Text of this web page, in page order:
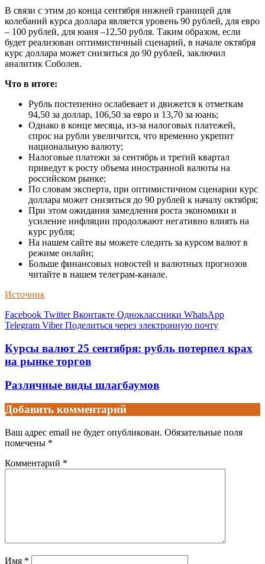
В связи с этим до конца сентября нижней границей для
колебаний курса доллара является уровень 90 рублей, для евро
– 100 рублей, для юаня –12,50 рубля. Таким образом, если
будет реализован оптимистичный сценарий, в начале октября
курс доллара может снизиться до 90 рублей, заключил
аналитик Соболев.
Что в итоге:
Рубль постепенно ослабевает и движется к отметкам
94,50 за доллар, 106,50 за евро и 13,70 за юань;
Однако в конце месяца, из-за налоговых платежей,
спрос на рубли увеличится, что временно укрепит
национальную валюту;
Налоговые платежи за сентябрь и третий квартал
приведут к росту объема иностранной валюты на
российском рынке;
По словам эксперта, при оптимистичном сценарии курс
доллара может снизиться до 90 рублей к началу октября;
При этом ожидания замедления роста экономики и
усиление инфляции продолжают негативно влиять на
курс рубля;
На нашем сайте вы можете следить за курсом валют в
режиме онлайн;
Больше финансовых новостей и валютных прогнозов
читайте в нашем телеграм-канале.
Источник
Facebook Twitter Вконтакте Одноклассники WhatsApp
Telegram Viber Поделиться через электронную почту
Курсы валют 25 сентября: рубль потерпел крах
на рынке торгов
Различные виды шлагбаумов
Добавить комментарий
Ваш адрес email не будет опубликован. Обязательные поля
помечены *
Комментарий *
Имя *